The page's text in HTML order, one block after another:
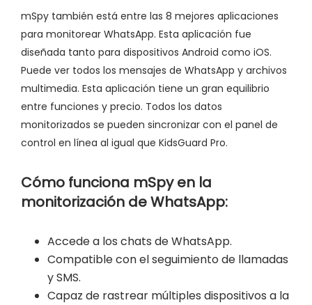
mSpy también está entre las 8 mejores aplicaciones
para monitorear WhatsApp. Esta aplicación fue
diseñada tanto para dispositivos Android como iOS.
Puede ver todos los mensajes de WhatsApp y archivos
multimedia. Esta aplicación tiene un gran equilibrio
entre funciones y precio. Todos los datos
monitorizados se pueden sincronizar con el panel de
control en línea al igual que KidsGuard Pro.
Cómo funciona mSpy en la
monitorización de WhatsApp:
Accede a los chats de WhatsApp.
Compatible con el seguimiento de llamadas
y SMS.
Capaz de rastrear múltiples dispositivos a la